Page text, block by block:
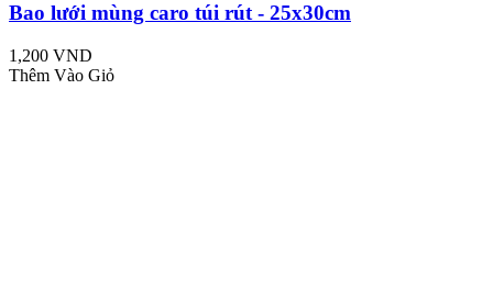
Bao lưới mùng caro túi rút - 25x30cm
1,200 VND
Thêm Vào Giỏ